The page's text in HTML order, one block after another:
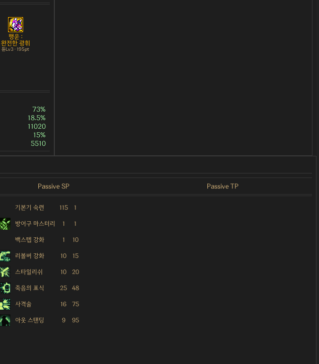
행운 :
완전한 광휘
튠Lv3 · 195pt
73%
18.5%
11020
15%
5510
Passive SP Passive TP
기본기 숙련 115 1
방어구 마스터리 1 1
백스텝 강화 1 10
리볼버 강화 10 15
스타일리쉬 10 20
죽음의 표식 25 48
사격술 16 75
아웃 스탠딩 9 95